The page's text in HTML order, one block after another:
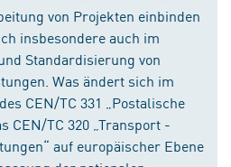
von Projekten einbinden
insbesondere auch im
Standardisierung von
Was ändert sich im
CEN/TC 331 „Postalische
CEN/TC 320 „Transport -
auf europäischer Ebene